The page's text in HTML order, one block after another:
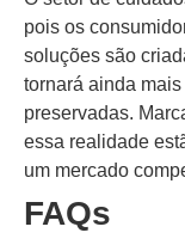
pois os
soluções são
tornará ainda
preservadas.
essa realidade
um mercado
FAQs